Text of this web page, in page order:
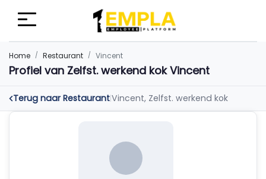
Home Restaurant Vincent
Profiel van Zelfst. werkend kok Vincent
Terug naar Restaurant|Vincent, Zelfst. werkend kok